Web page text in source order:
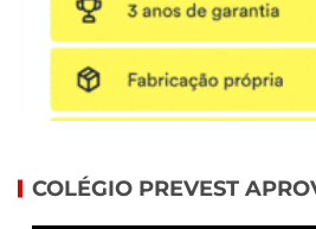
COLÉGIO PREVEST